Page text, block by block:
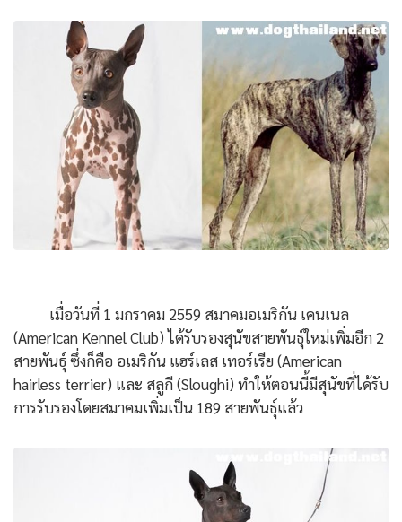
เมื่อวันที่ 1 มกราคม 2559 สมาคมอเมริกัน เคนเนล
(American Kennel Club) ได้รับรองสุนัขสายพันธุ์ใหม่เพิ่มอีก 2
สายพันธุ์ ซึ่งก็คือ อเมริกัน แฮร์เลส เทอร์เรีย (American
hairless terrier) และ สลูกี (Sloughi) ทำให้ตอนนี้มีสุนัขที่ได้รับ
การรับรองโดยสมาคมเพิ่มเป็น 189 สายพันธุ์แล้ว